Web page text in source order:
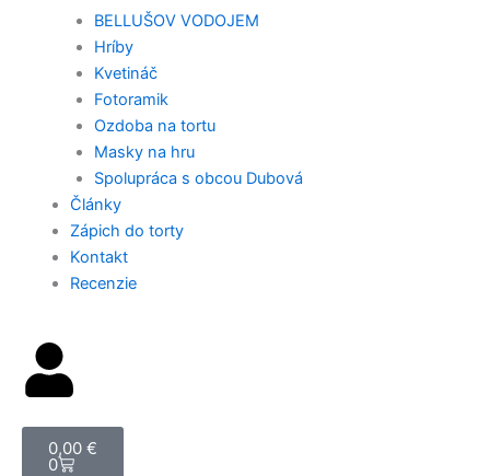
BELLUŠOV VODOJEM
Hríby
Kvetináč
Fotoramik
Ozdoba na tortu
Masky na hru
Spolupráca s obcou Dubová
Články
Zápich do torty
Kontakt
Recenzie
0,00 €
0
Cart